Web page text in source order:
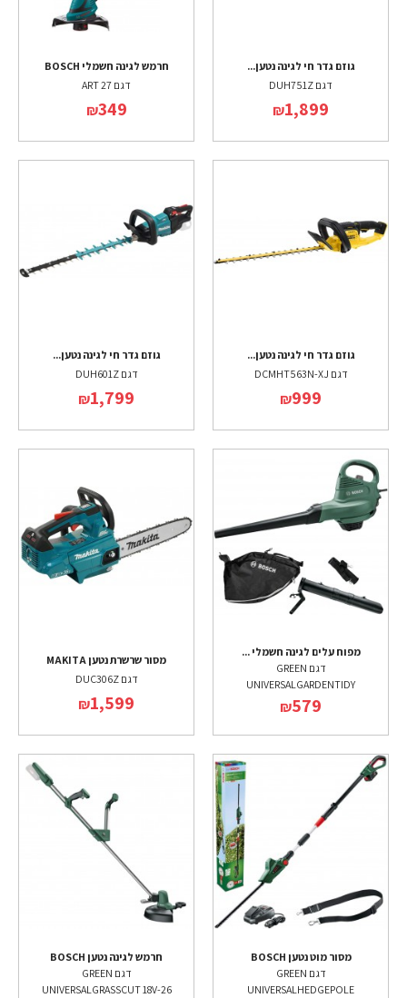
גוזם גדר חי לגינה נטען...
דגם DUH751Z
₪1,899
חרמש לגינה חשמלי BOSCH
דגם ART 27
₪349
גוזם גדר חי לגינה נטען...
דגם DCMHT563N-XJ
₪999
גוזם גדר חי לגינה נטען...
דגם DUH601Z
₪1,799
מפוח עלים לגינה חשמלי ...
דגם GREEN
UNIVERSALGARDENTIDY
₪579
מסור שרשרת נטען MAKITA
דגם DUC306Z
₪1,599
מסור מוט נטען BOSCH
דגם GREEN
UNIVERSALHEDGEPOLE
חרמש לגינה נטען BOSCH
דגם GREEN
UNIVERSALGRASSCUT 18V-26